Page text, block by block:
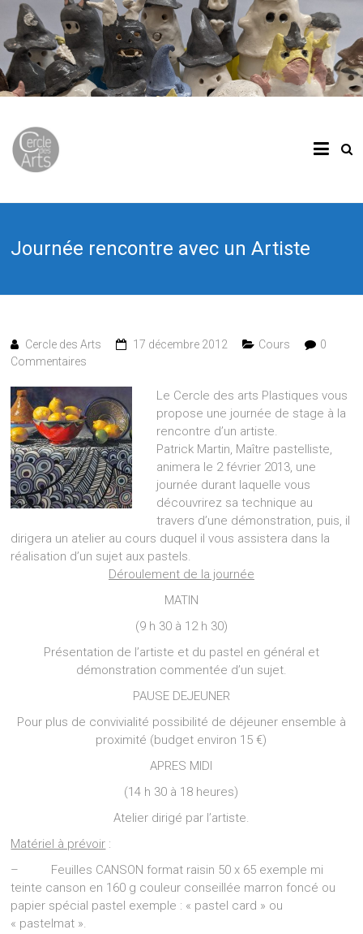
Journée rencontre avec un Artiste
Cercle des Arts 17 décembre 2012 Cours
0
Commentaires
Le Cercle des arts Plastiques vous
propose une journée de stage à la
rencontre d’un artiste.
Patrick Martin, Maître pastelliste,
animera le 2 février 2013, une
journée durant laquelle vous
découvrirez sa technique au
travers d’une démonstration, puis, il
dirigera un atelier au cours duquel il vous assistera dans la
réalisation d’un sujet aux pastels.
Déroulement de la journée
MATIN
(9 h 30 à 12 h 30)
Présentation de l’artiste et du pastel en général et
démonstration commentée d’un sujet.
PAUSE DEJEUNER
Pour plus de convivialité possibilité de déjeuner ensemble à
proximité (budget environ 15 €)
APRES MIDI
(14 h 30 à 18 heures)
Atelier dirigé par l’artiste.
Matériel à prévoir :
– Feuilles CANSON format raisin 50 x 65 exemple mi
teinte canson en 160 g couleur conseillée marron foncé ou
papier spécial pastel exemple : « pastel card » ou
« pastelmat ».